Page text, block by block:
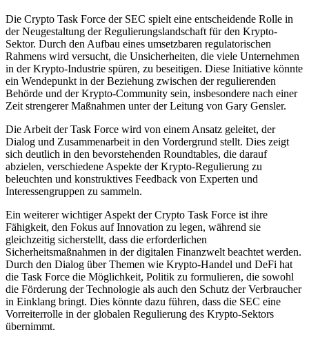
Die Crypto Task Force der SEC spielt eine entscheidende Rolle in
der Neugestaltung der Regulierungslandschaft für den Krypto-
Sektor. Durch den Aufbau eines umsetzbaren regulatorischen
Rahmens wird versucht, die Unsicherheiten, die viele Unternehmen
in der Krypto-Industrie spüren, zu beseitigen. Diese Initiative könnte
ein Wendepunkt in der Beziehung zwischen der regulierenden
Behörde und der Krypto-Community sein, insbesondere nach einer
Zeit strengerer Maßnahmen unter der Leitung von Gary Gensler.
Die Arbeit der Task Force wird von einem Ansatz geleitet, der
Dialog und Zusammenarbeit in den Vordergrund stellt. Dies zeigt
sich deutlich in den bevorstehenden Roundtables, die darauf
abzielen, verschiedene Aspekte der Krypto-Regulierung zu
beleuchten und konstruktives Feedback von Experten und
Interessengruppen zu sammeln.
Ein weiterer wichtiger Aspekt der Crypto Task Force ist ihre
Fähigkeit, den Fokus auf Innovation zu legen, während sie
gleichzeitig sicherstellt, dass die erforderlichen
Sicherheitsmaßnahmen in der digitalen Finanzwelt beachtet werden.
Durch den Dialog über Themen wie Krypto-Handel und DeFi hat
die Task Force die Möglichkeit, Politik zu formulieren, die sowohl
die Förderung der Technologie als auch den Schutz der Verbraucher
in Einklang bringt. Dies könnte dazu führen, dass die SEC eine
Vorreiterrolle in der globalen Regulierung des Krypto-Sektors
übernimmt.